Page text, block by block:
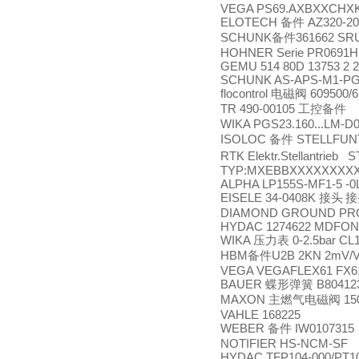
VEGA
ELOTECH 备件 AZ320-
SCHUNK备件361662
HOHNER Serie
GEMU 514 80D 13753 2
SCHUNK AS-APS-M1-
flocontrol 电磁阀 609500/
TR 490-00105 工控备件
WIKA PGS23.160...LM-
ISOLOC 备件
RTK Elektr.Stellantrieb
ALPHA LP155S-MF1-5 -
EISELE 34-0408K 接头
DIAMOND GROUND
HYDAC 1274622
WIKA 压力表 0-2.5bar
HBM备件U2B 2KN 2mV/
VEGA VEGAFLEX61
BAUER 蝶形弹簧
MAXON 主燃气电磁阀
VAHLE 168225
WEBER 备件 IW0107315
NOTIFIER HS-NCM-SF